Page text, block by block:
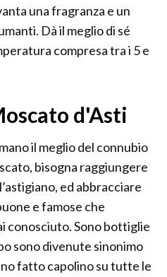
una fragranza e un
Dà il meglio di sé
compresa tra i 5 e
d'Asti
il meglio del connubio
bisogna raggiungere
ed abbracciare
e famose che
conosciuto. Sono bottiglie
sono divenute sinonimo
fatto capolino su tutte le